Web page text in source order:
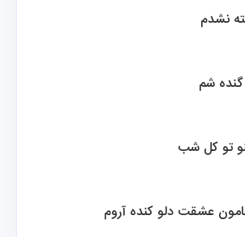
نشدم
شم
تو کل شب
عشقت دلو کنده آروم